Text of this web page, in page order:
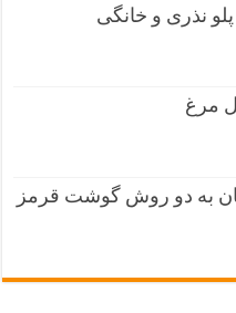
نذری و خانگی
مرغ
به دو روش گوشت قرمز